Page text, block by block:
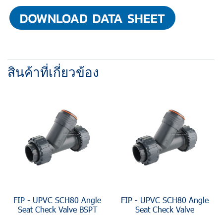
สินค้าที่เกี่ยวข้อง
FIP - UPVC SCH80 Angle
Seat Check Valve BSPT
FIP - UPVC SCH80 Angle
Seat Check Valve